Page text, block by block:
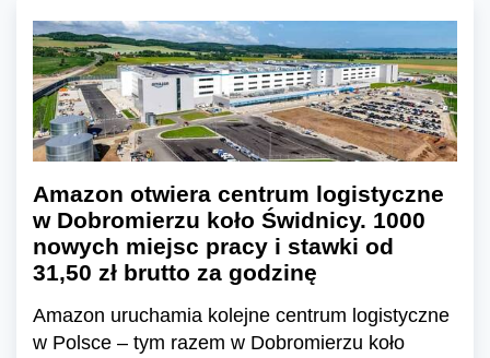
Amazon otwiera centrum logistyczne
w Dobromierzu koło Świdnicy. 1000
nowych miejsc pracy i stawki od
31,50 zł brutto za godzinę
Amazon uruchamia kolejne centrum logistyczne
w Polsce – tym razem w Dobromierzu koło